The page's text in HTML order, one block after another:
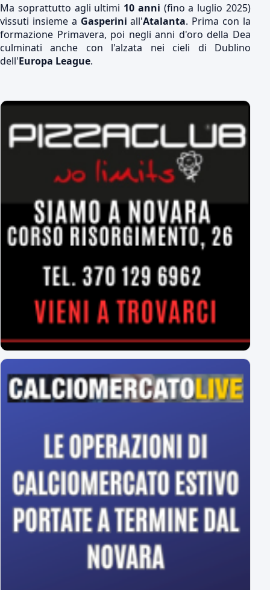
Ma soprattutto agli ultimi 10 anni (fino a luglio 2025)
vissuti insieme a Gasperini all'Atalanta. Prima con la
formazione Primavera, poi negli anni d'oro della Dea
culminati anche con l'alzata nei cieli di Dublino
dell'Europa League.